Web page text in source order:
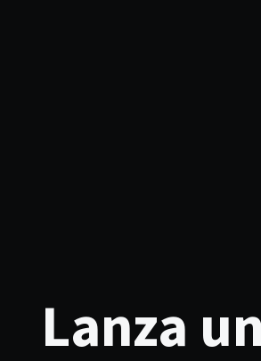
Lanza